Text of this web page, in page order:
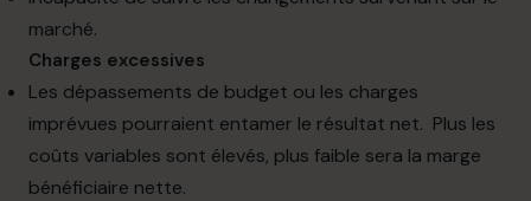
marché.
Charges excessives
Les dépassements de budget ou les charges
imprévues pourraient entamer le résultat net. Plus les
coûts variables sont élevés, plus faible sera la marge
bénéficiaire nette.